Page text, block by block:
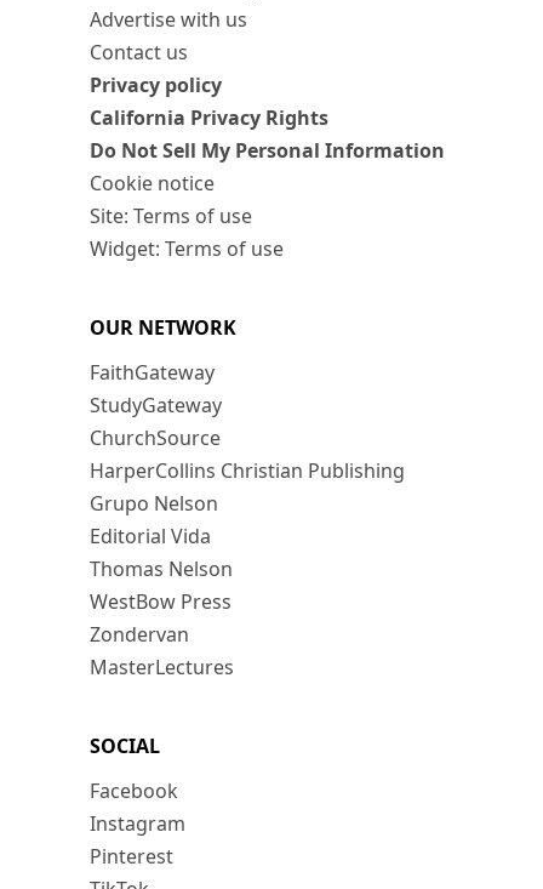
Advertise with us
Contact us
Privacy policy
California Privacy Rights
Do Not Sell My Personal Information
Cookie notice
Site: Terms of use
Widget: Terms of use
OUR NETWORK
FaithGateway
StudyGateway
ChurchSource
HarperCollins Christian Publishing
Grupo Nelson
Editorial Vida
Thomas Nelson
WestBow Press
Zondervan
MasterLectures
SOCIAL
Facebook
Instagram
Pinterest